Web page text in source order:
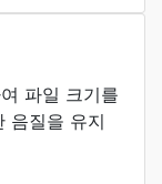
파일 크기를
음질을 유지